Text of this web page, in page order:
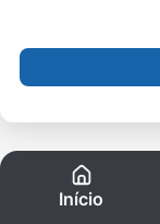
Início